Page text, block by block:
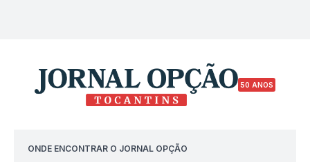
50 ANOS
ONDE ENCONTRAR O JORNAL OPÇÃO